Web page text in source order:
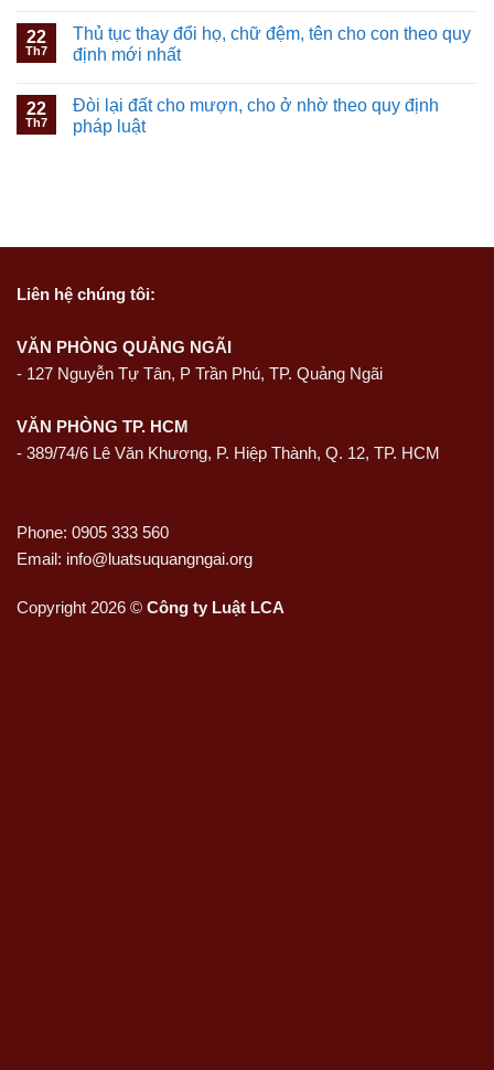
22
Th7
Thủ tục thay đổi họ, chữ đệm, tên cho con theo quy
định mới nhất
22
Th7
Đòi lại đất cho mượn, cho ở nhờ theo quy định
pháp luật
Liên hệ chúng tôi:
VĂN PHÒNG QUẢNG NGÃI
- 127 Nguyễn Tự Tân, P Trần Phú, TP. Quảng Ngãi
VĂN PHÒNG TP. HCM
- 389/74/6 Lê Văn Khương, P. Hiệp Thành, Q. 12, TP. HCM
Phone: 0905 333 560
Email: info@luatsuquangngai.org
Copyright 2026 © Công ty Luật LCA